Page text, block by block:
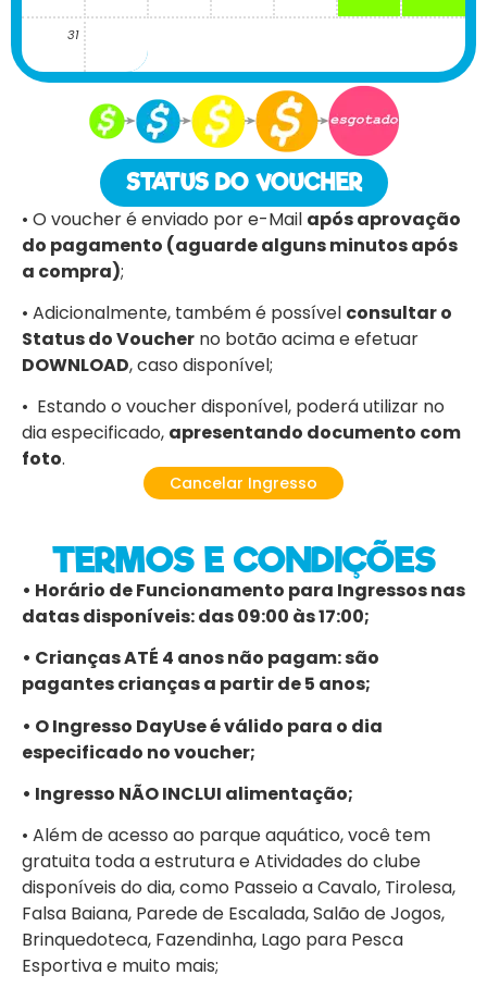
31
STATUS DO VOUCHER
• O voucher é enviado por e-Mail após aprovação
do pagamento (aguarde alguns minutos após
a compra);
• Adicionalmente, também é possível consultar o
Status do Voucher no botão acima e efetuar
DOWNLOAD, caso disponível;
• Estando o voucher disponível, poderá utilizar no
dia especificado, apresentando documento com
foto.
Cancelar Ingresso
TERMOS E CONDIÇÕES
• Horário de Funcionamento para Ingressos nas
datas disponíveis: das 09:00 às 17:00;
• Crianças ATÉ 4 anos não pagam: são
pagantes crianças a partir de 5 anos;
• O Ingresso DayUse é válido para o dia
especificado no voucher;
• Ingresso NÃO INCLUI alimentação;
• Além de acesso ao parque aquático, você tem
gratuita toda a estrutura e Atividades do clube
disponíveis do dia, como Passeio a Cavalo, Tirolesa,
Falsa Baiana, Parede de Escalada, Salão de Jogos,
Brinquedoteca, Fazendinha, Lago para Pesca
Esportiva e muito mais;